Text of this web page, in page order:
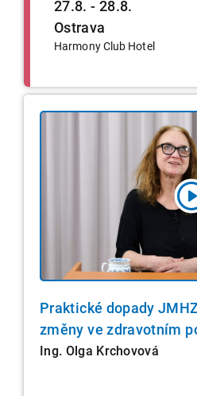
27.8. - 28.8.
Ostrava
Harmony Club Hotel
Praktické dopady
změny ve zdravotním
Ing. Olga Krchovová